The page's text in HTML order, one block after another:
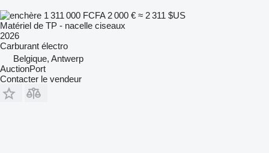
1 311 000 FCFA 2 000 € ≈ 2 311 $US
Matériel de TP - nacelle ciseaux
2026
Carburant électro
Belgique, Antwerp
AuctionPort
Contacter le vendeur